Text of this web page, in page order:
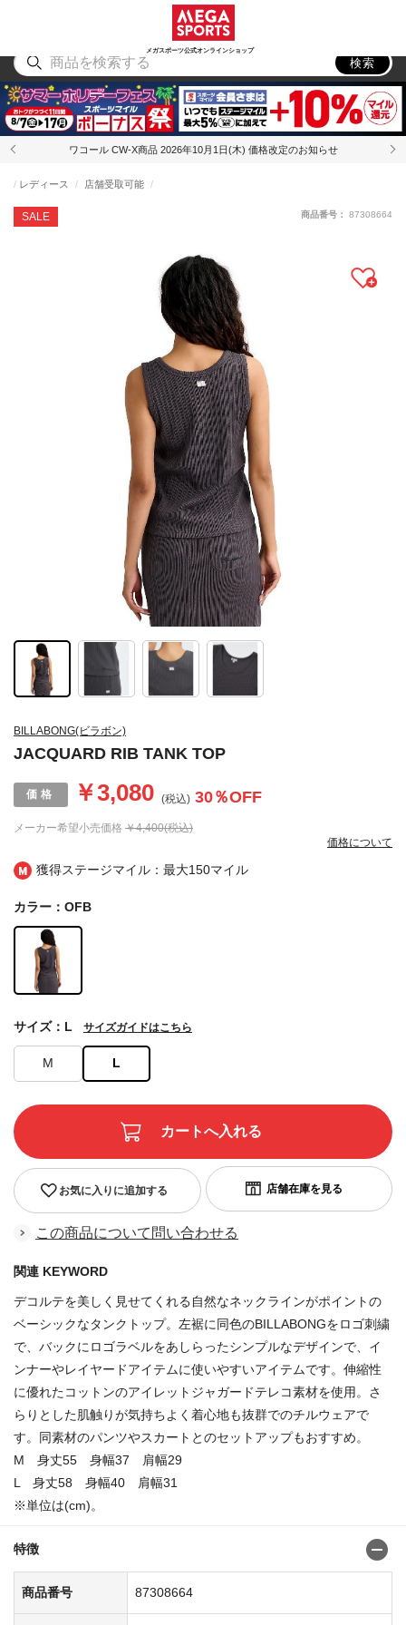
メガスポーツ公式オンラインショップ
アウトドア
検索
ワコール CW-X商品 2026年10月1日(木) 価格改定のお知らせ
獲得ステージマイル：最大150マイル
BILLABONG(ビラボン)
JACQUARD RIB TANK TOP
SALE
レディース 店舗受取可能
メーカー希望小売価格 ￥4,400(税込)
￥3,080 (税込) 30％OFF
価格について
商品番号： 87308664
カラー：OFB
M L
サイズ：L サイズガイドはこちら
お気に入りに追加する
この商品について問い合わせる
関連 KEYWORD
デコルテを美しく見せてくれる自然なネックラインがポイントの
ベーシックなタンクトップ。左裾に同色のBILLABONGをロゴ刺繍
で、バックにロゴラベルをあしらったシンプルなデザインで、イ
ンナーやレイヤードアイテムに使いやすいアイテムです。伸縮性
に優れたコットンのアイレットジャガードテレコ素材を使用。さ
らりとした肌触りが気持ちよく着心地も抜群でのチルウェアで
す。同素材のパンツやスカートとのセットアップもおすすめ。
M 身丈55 身幅37 肩幅29
L 身丈58 身幅40 肩幅31
※単位は(cm)。
特徴
商品番号 87308664